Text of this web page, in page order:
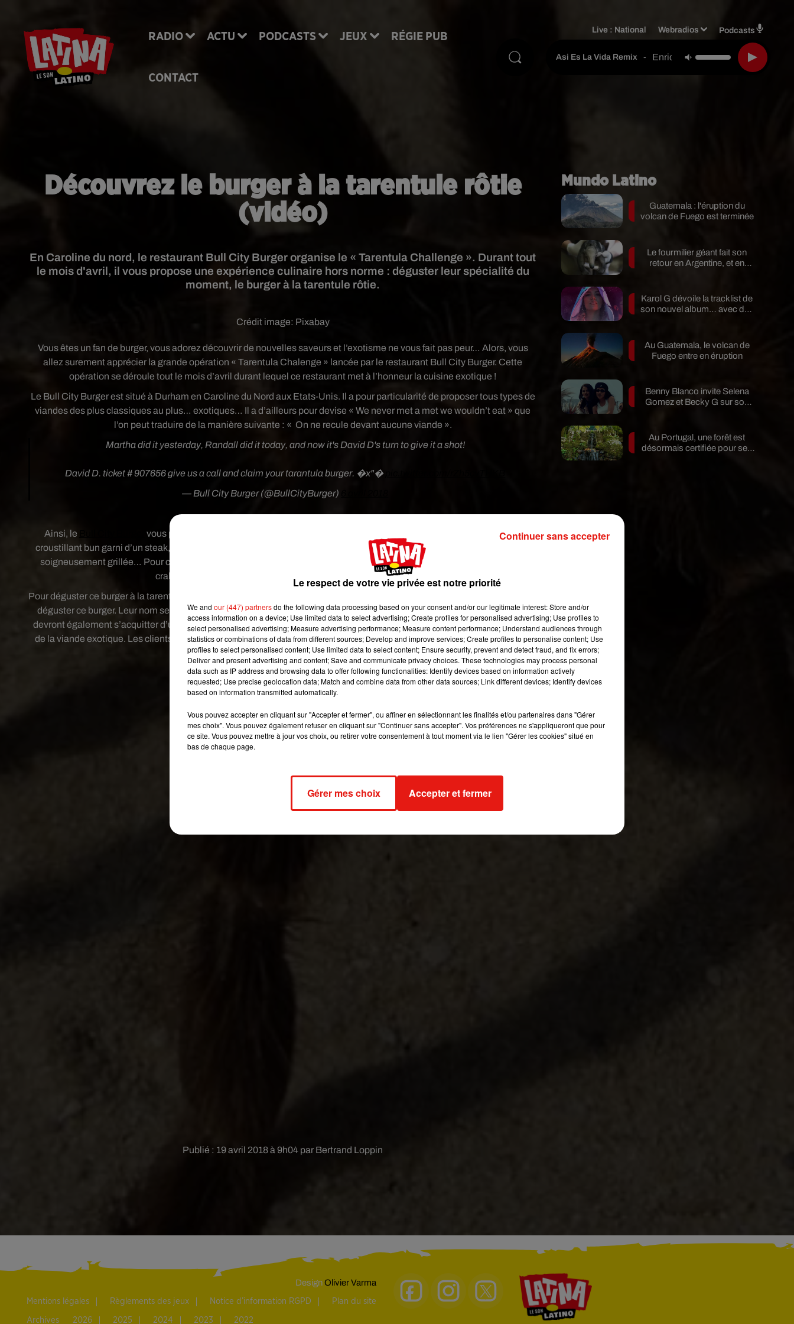
RADIO ACTU PODCASTS JEUX RÉGIE PUB
CONTACT
Live : National Webradios Podcasts
Asi Es La Vida Remix - Enrique Iglesias & Maria Becerra
Découvrez le burger à la tarentule rôtie
(vidéo)
Publié : 19 avril 2018 à 9h04 par Bertrand Loppin
En Caroline du nord, le restaurant Bull City Burger organise le « Tarentula Challenge ». Durant tout
le mois d'avril, il vous propose une expérience culinaire hors norme : déguster leur spécialité du
moment, le burger à la tarentule rôtie.
Crédit image: Pixabay
Vous êtes un fan de burger, vous adorez découvrir de nouvelles saveurs et l’exotisme ne vous fait pas peur… Alors, vous
allez surement apprécier la grande opération « Tarentula Chalenge » lancée par le restaurant Bull City Burger. Cette
opération se déroule tout le mois d’avril durant lequel ce restaurant met à l’honneur la cuisine exotique !
Le Bull City Burger est situé à Durham en Caroline du Nord aux Etats-Unis. Il a pour particularité de proposer tous types de
viandes des plus classiques au plus… exotiques… Il a d’ailleurs pour devise « We never met a met we wouldn’t eat » que
l’on peut traduire de la manière suivante : « On ne recule devant aucune viande ».
Martha did it yesterday, Randall did it today, and now it's David D's turn to give it a shot!
David D. ticket # 907656 give us a call and claim your tarantula burger. �x"�️
— Bull City Burger (@BullCityBurger)
Ainsi, le
vous propose de découvrir son burger à la tarentule rôtie. Ce plat original est constitué d’un
croustillant bun garni d’un steak, de salade et de sauce piquante. Le tout est accompagné d‘une belle tarentule qui a été
soigneusement grillée… Pour ceux qui se demandent quel goût peut avoir la tarentule, il paraît que cela ressemble au
crabe avec en prime une ponte de saveur un peu métallique…
Pour déguster ce burger à la tarentule rôtie, il faut participer à une sorte de loterie. Seule 18 personnes auront le privilège de
déguster ce burger. Leur nom sera tiré au sort et ils auront ensuite 24 heures pour confirmer leur venue au restaurant. Ils
devront également s’acquitter d’une addition de 30 dollars. Ce n'est pas la première fois que le restaurant célèbre le mois
de la viande exotique. Les clients ont déjà pu goûter à de la viande d'alligator, d'iguane, de python, de bison ou encore de
tortue…
Mundo Latino
Guatemala : l'éruption du
volcan de Fuego est terminée
Le fourmilier géant fait son
retour en Argentine, et en
Karol G dévoile la tracklist de
son nouvel album… avec des
Au Guatemala, le volcan de
Fuego entre en éruption
Benny Blanco invite Selena
Gomez et Becky G sur son
Au Portugal, une forêt est
désormais certifiée pour ses
DesignOlivier Varma
Mentions légales Règlements des jeux Notice d’information RGPD Plan du site
Archives 2026 2025 2024 2023 2022
Le respect de votre vie privée est notre priorité
We and our (447) partnersdo the following data processing based on your consent and/or our legitimate interest: Store and/or
access information on a device; Use limited data to select advertising; Create profiles for personalised advertising; Use profiles to
select personalised advertising; Measure advertising performance; Measure content performance; Understand audiences through
statistics or combinations of data from different sources; Develop and improve services; Create profiles to personalise content; Use
profiles to select personalised content; Use limited data to select content; Ensure security, prevent and detect fraud, and fix errors;
Deliver and present advertising and content; Save and communicate privacy choices. These technologies may process personal
data such as IP address and browsing data to offer following functionalities: Identify devices based on information actively
requested; Use precise geolocation data; Match and combine data from other data sources; Link different devices; Identify devices
based on information transmitted automatically.
Vous pouvez accepter en cliquant sur "Accepter et fermer", ou affiner en sélectionnant les finalités et/ou partenaires dans "Gérer
mes choix". Vous pouvez également refuser en cliquant sur "Continuer sans accepter". Vos préférences ne s'appliqueront que pour
ce site. Vous pouvez mettre à jour vos choix, ou retirer votre consentement à tout moment via le lien "Gérer les cookies" situé en
bas de chaque page.
Gérer mes choix Accepter et fermer
Continuer sans accepter